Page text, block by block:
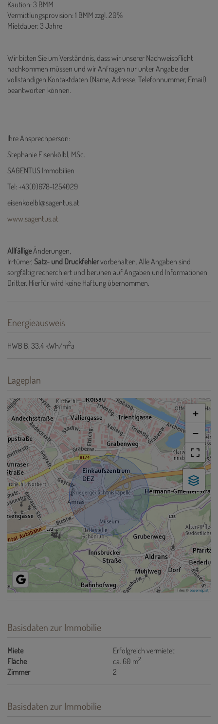
Kaution: 3 BMM
Vermittlungsprovision: 1 BMM zzgl. 20%
Mietdauer: 3 Jahre
Wir bitten Sie um Verständnis, dass wir unserer Nachweispflicht
nachkommen müssen und wir Anfragen nur unter Angabe der
vollständigen Kontaktdaten (Name, Adresse, Telefonnummer, Email)
beantworten können.
Ihre Ansprechperson:
Stephanie Eisenkölbl, MSc.
SAGENTUS Immobilien
Tel: +43(0)678-1254029
eisenkoelbl@sagentus.at
www.sagentus.at
AllfälligeÄnderungen,
Irrtümer, Satz- und Druckfehlervorbehalten. Alle Angaben sind
sorgfältig recherchiert und beruhen auf Angaben und Informationen
Dritter. Hierfür wird keine Haftung übernommen.
Energieausweis
HWB B, 33.4 kWh/m2a
Lageplan
+
−
Tiles ©basemap.at
Basisdaten zur Immobilie
Miete
Erfolgreich vermietet
Fläche
ca. 60 m2
Zimmer 2
Basisdaten zur Immobilie